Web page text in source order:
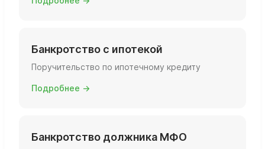
Банкротство с ипотекой
Поручительство по ипотечному кредиту
Подробнее →
Банкротство должника МФО